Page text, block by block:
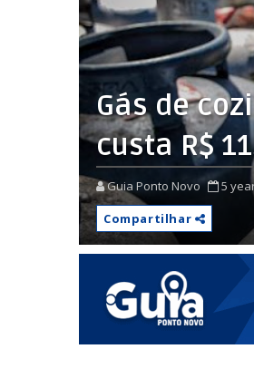
Gás de
custa R$
Guia Ponto Novo 5
Compartilhar